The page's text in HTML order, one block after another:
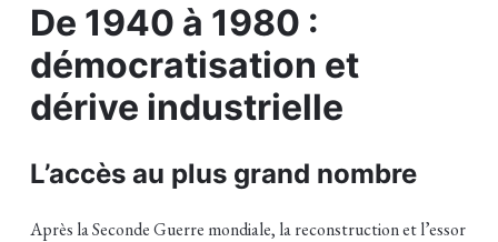
De 1940 à 1980 :
démocratisation et
dérive industrielle
L’accès au plus grand nombre
Après la Seconde Guerre mondiale, la reconstruction et l’essor